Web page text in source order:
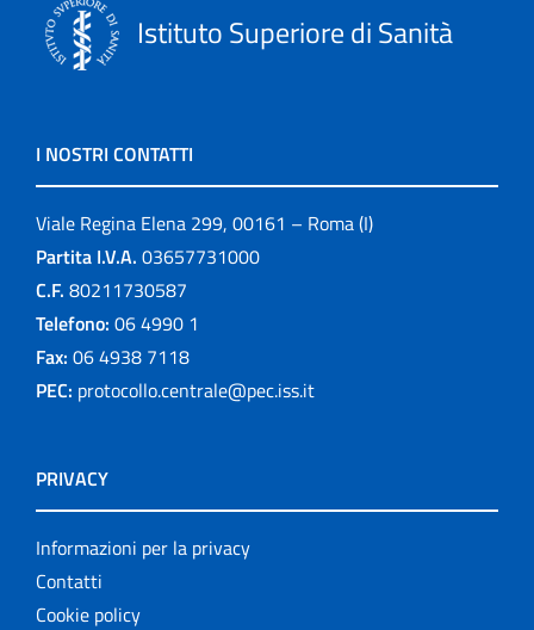
Istituto Superiore di Sanità
I NOSTRI CONTATTI
Viale Regina Elena 299, 00161 – Roma (I)
Partita I.V.A. 03657731000
C.F. 80211730587
Telefono: 06 4990 1
Fax: 06 4938 7118
PEC: protocollo.centrale@pec.iss.it
PRIVACY
Informazioni per la privacy
Contatti
Cookie policy